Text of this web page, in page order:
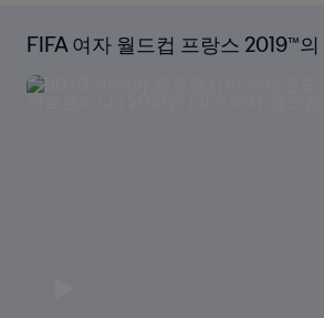
FIFA 여자 월드컵 프랑스 2019™의
든 골을 시청하세요